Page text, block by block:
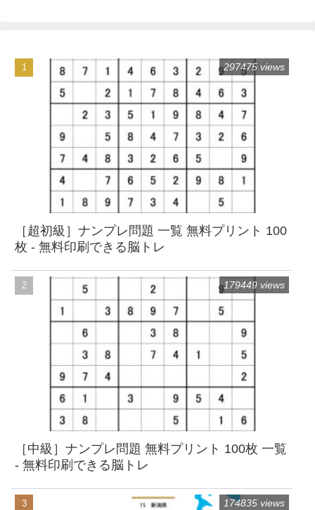
［超初級］ナンプレ問題 一覧 無料プリント 100
枚 - 無料印刷できる脳トレ
297475 views
［中級］ナンプレ問題 無料プリント 100枚 一覧
- 無料印刷できる脳トレ
179449 views
174835 views